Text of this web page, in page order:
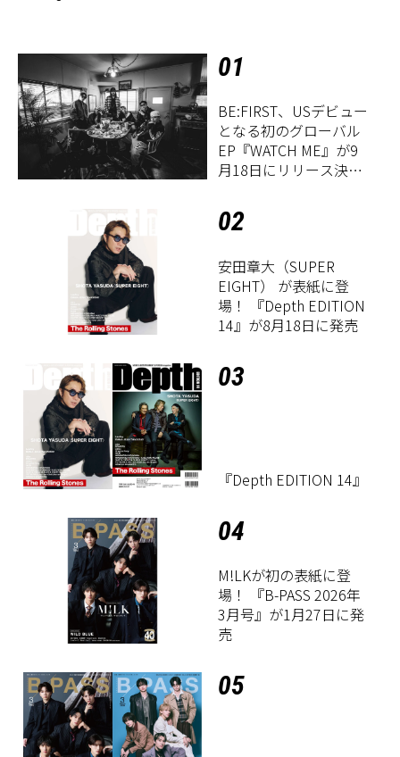
01
BE:FIRST、USデビュー
となる初のグローバル
EP『WATCH ME』が9
月18日にリリース決
02
安田章大（SUPER
EIGHT） が表紙に登
場！ 『Depth EDITION
14』が8月18日に発売
03
『Depth EDITION 14』
04
M!LKが初の表紙に登
場！ 『B-PASS 2026年
3月号』が1月27日に発
売
05